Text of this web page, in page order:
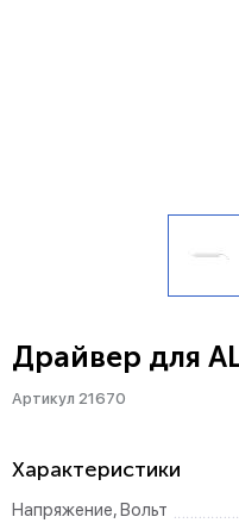
Драйвер для
Артикул 21670
Характеристики
Напряжение, Вольт